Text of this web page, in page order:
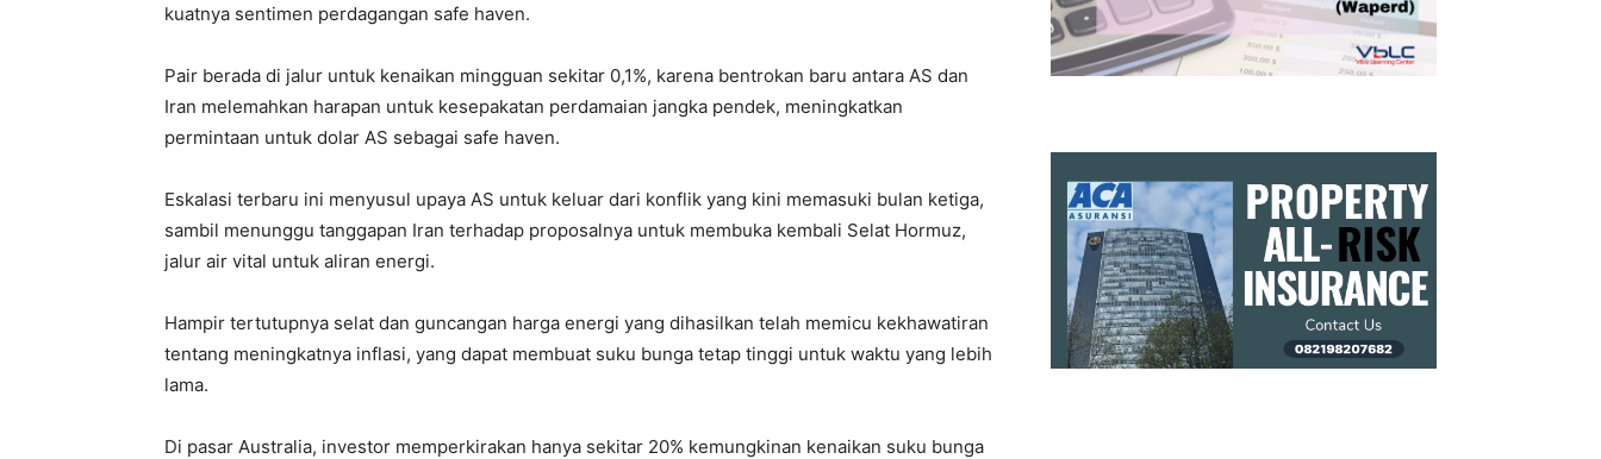
kuatnya sentimen perdagangan safe haven.
Pair berada di jalur untuk kenaikan mingguan sekitar 0,1%, karena bentrokan baru antara AS dan
Iran melemahkan harapan untuk kesepakatan perdamaian jangka pendek, meningkatkan
permintaan untuk dolar AS sebagai safe haven.
Eskalasi terbaru ini menyusul upaya AS untuk keluar dari konflik yang kini memasuki bulan ketiga,
sambil menunggu tanggapan Iran terhadap proposalnya untuk membuka kembali Selat Hormuz,
jalur air vital untuk aliran energi.
Hampir tertutupnya selat dan guncangan harga energi yang dihasilkan telah memicu kekhawatiran
tentang meningkatnya inflasi, yang dapat membuat suku bunga tetap tinggi untuk waktu yang lebih
lama.
Di pasar Australia, investor memperkirakan hanya sekitar 20% kemungkinan kenaikan suku bunga